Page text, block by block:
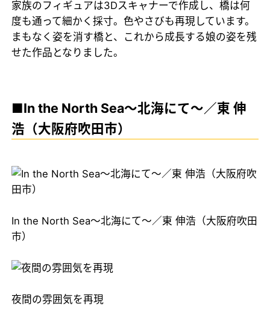
家族のフィギュアは3Dスキャナーで作成し、橋は何
度も通って細かく採寸。色やさびも再現しています。
まもなく姿を消す橋と、これから成長する娘の姿を残
せた作品となりました。
■In the North Sea～北海にて～／東 伸
浩（大阪府吹田市）
In the North Sea～北海にて～／東 伸浩（大阪府吹田
市）
夜間の雰囲気を再現